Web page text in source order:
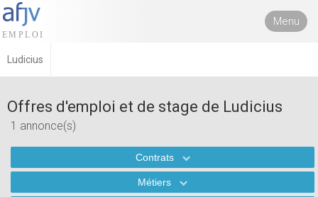
Menu
Ludicius
Offres d'emploi et de stage de Ludicius
1 annonce(s)
Contrats
Métiers